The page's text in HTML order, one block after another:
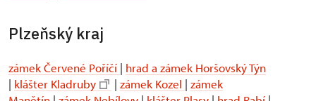
Plzeňský kraj
zámek Červené Poříčí | hrad a zámek Horšovský Týn
| klášter Kladruby | zámek Kozel | zámek